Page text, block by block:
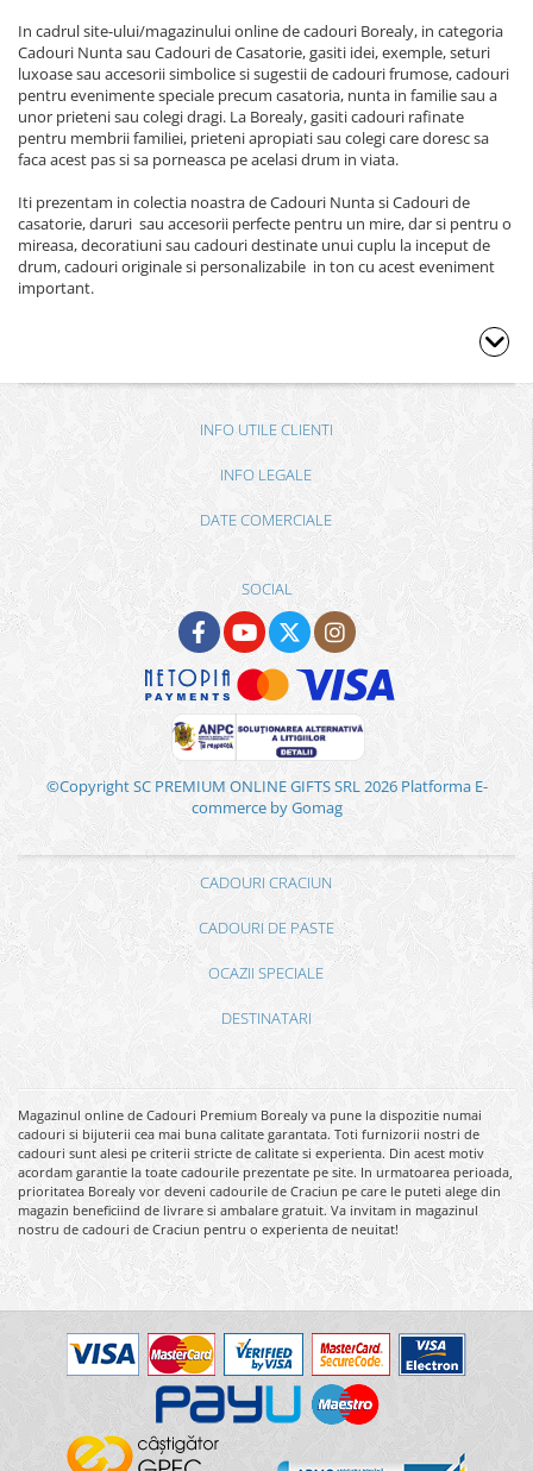
In cadrul site-ului/magazinului online de cadouri Borealy, in categoria
Cadouri Nunta sau Cadouri de Casatorie, gasiti idei, exemple, seturi
luxoase sau accesorii simbolice si sugestii de cadouri frumose, cadouri
pentru evenimente speciale precum casatoria, nunta in familie sau a
unor prieteni sau colegi dragi. La Borealy, gasiti cadouri rafinate
pentru membrii familiei, prieteni apropiati sau colegi care doresc sa
faca acest pas si sa porneasca pe acelasi drum in viata.
Iti prezentam in colectia noastra de Cadouri Nunta si Cadouri de
casatorie, daruri sau accesorii perfecte pentru un mire, dar si pentru o
mireasa, decoratiuni sau cadouri destinate unui cuplu la inceput de
drum, cadouri originale si personalizabile in ton cu acest eveniment
important.
INFO UTILE CLIENTI
INFO LEGALE
DATE COMERCIALE
SOCIAL
©Copyright SC PREMIUM ONLINE GIFTS SRL 2026 Platforma E-
commerce by Gomag
CADOURI CRACIUN
CADOURI DE PASTE
OCAZII SPECIALE
DESTINATARI
Magazinul online de Cadouri Premium Borealy va pune la dispozitie numai
cadouri si bijuterii cea mai buna calitate garantata. Toti furnizorii nostri de
cadouri sunt alesi pe criterii stricte de calitate si experienta. Din acest motiv
acordam garantie la toate cadourile prezentate pe site. In urmatoarea perioada,
prioritatea Borealy vor deveni cadourile de Craciun pe care le puteti alege din
magazin beneficiind de livrare si ambalare gratuit. Va invitam in magazinul
nostru de cadouri de Craciun pentru o experienta de neuitat!